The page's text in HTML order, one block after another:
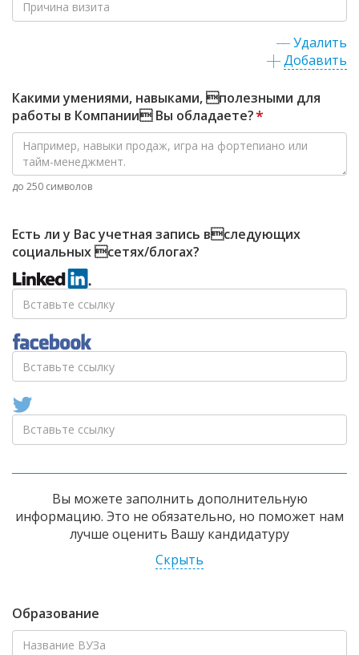
Удалить
Добавить
Какими умениями, навыками, полезными для
работы в Компании Вы обладаете?*
до 250 символов
Есть ли у Вас учетная запись вследующих
социальных сетях/блогах?
Вы можете заполнить дополнительную
информацию. Это не обязательно, но поможет нам
лучше оценить Вашу кандидатуру
Скрыть
Образование